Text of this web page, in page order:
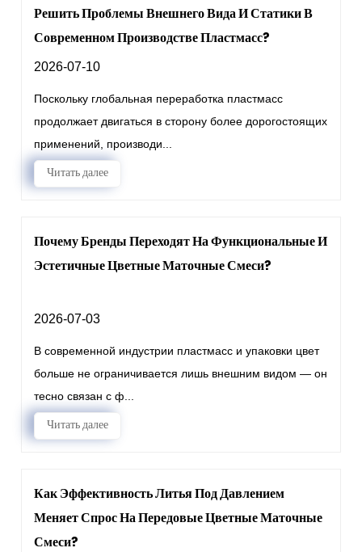
Решить Проблемы Внешнего Вида И Статики В
Современном Производстве Пластмасс?
2026-07-10
Поскольку глобальная переработка пластмасс
продолжает двигаться в сторону более дорогостоящих
применений, производи...
Читать далее
Почему Бренды Переходят На Функциональные И
Эстетичные Цветные Маточные Смеси?
2026-07-03
В современной индустрии пластмасс и упаковки цвет
больше не ограничивается лишь внешним видом — он
тесно связан с ф...
Читать далее
Как Эффективность Литья Под Давлением
Меняет Спрос На Передовые Цветные Маточные
Смеси?